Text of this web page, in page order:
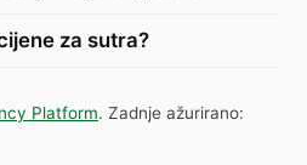
za sutra?
Platform. Zadnje ažurirano: